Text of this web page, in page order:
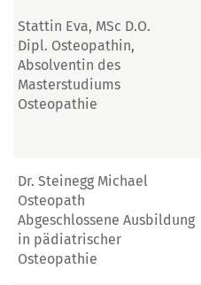
Stattin Eva, MSc D.O.
Dipl. Osteopathin,
Absolventin des
Masterstudiums
Osteopathie
Dr. Steinegg Michael
Osteopath
Abgeschlossene Ausbildung
in pädiatrischer
Osteopathie